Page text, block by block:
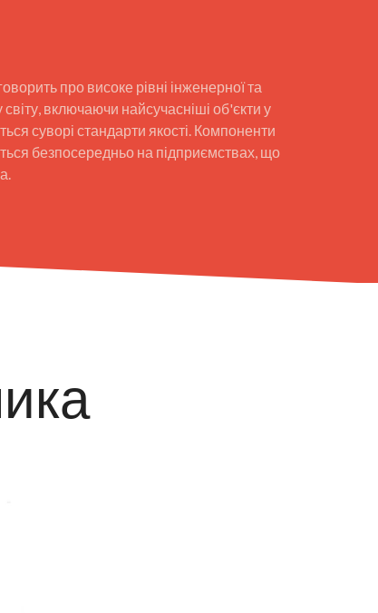
про високе рівні інженерної та
включаючи найсучасніші об'єкти у
суворі стандарти якості. Компоненти
безпосередньо на підприємствах, що